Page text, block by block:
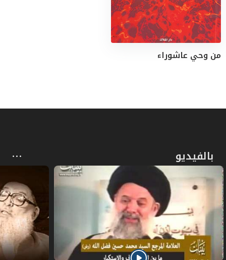
من وحي عاشوراء
بالفيديو